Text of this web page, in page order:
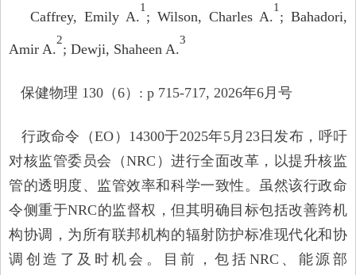
Caffrey, Emily A.
1
; Wilson, Charles A.
1
; Bahadori,
Amir A.
2
; Dewji, Shaheen A.
3
保健物理 130（6）: p 715-717, 2026年6月号
行政命令（EO）14300于2025年5月23日发布，呼吁
对核监管委员会（NRC）进行全面改革，以提升核监
管的透明度、监管效率和科学一致性。虽然该行政命
令侧重于NRC的监督权，但其明确目标包括改善跨机
构协调，为所有联邦机构的辐射防护标准现代化和协
调创造了及时机会。目前，包括NRC、能源部